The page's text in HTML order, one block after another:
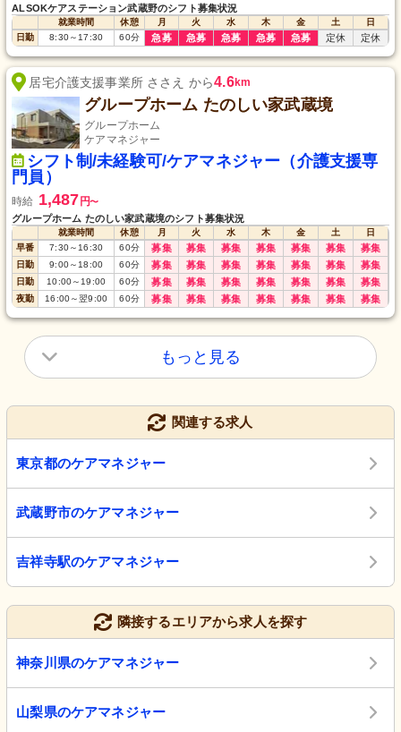
ALSOKケアステーション武蔵野のシフト募集状況
就業時間 休憩 月 火 水 木 金 土
日
日勤
8:30～17:30 60分 急募 急募 急募 急募 急募 定休 定休
居宅介護支援事業所 ささえ から4.6km
グループホーム たのしい家武蔵境
グループホーム
ケアマネジャー
シフト制/未経験可/ケアマネジャー（介護支援専
門員）
時給 1,487 円〜
グループホーム たのしい家武蔵境のシフト募集状況
就業時間 休憩 月 火 水 木 金 土
日
早番
7:30～16:30 60分 募集 募集 募集 募集 募集 募集 募集
日勤 9:00～18:00 60分 募集 募集 募集 募集 募集 募集 募集
日勤 10:00～19:00 60分 募集 募集 募集 募集 募集 募集 募集
夜勤 16:00～翌9:00 60分 募集 募集 募集 募集 募集 募集 募集
もっと見る
関連する求人
東京都のケアマネジャー
武蔵野市のケアマネジャー
吉祥寺駅のケアマネジャー
隣接するエリアから求人を探す
神奈川県のケアマネジャー
山梨県のケアマネジャー